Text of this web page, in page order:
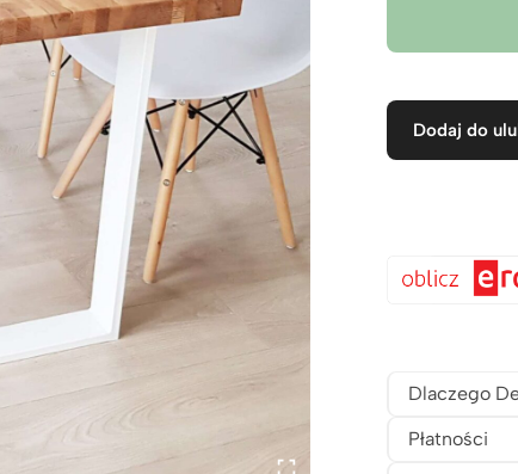
Dodaj do
Dlaczego
Płatności